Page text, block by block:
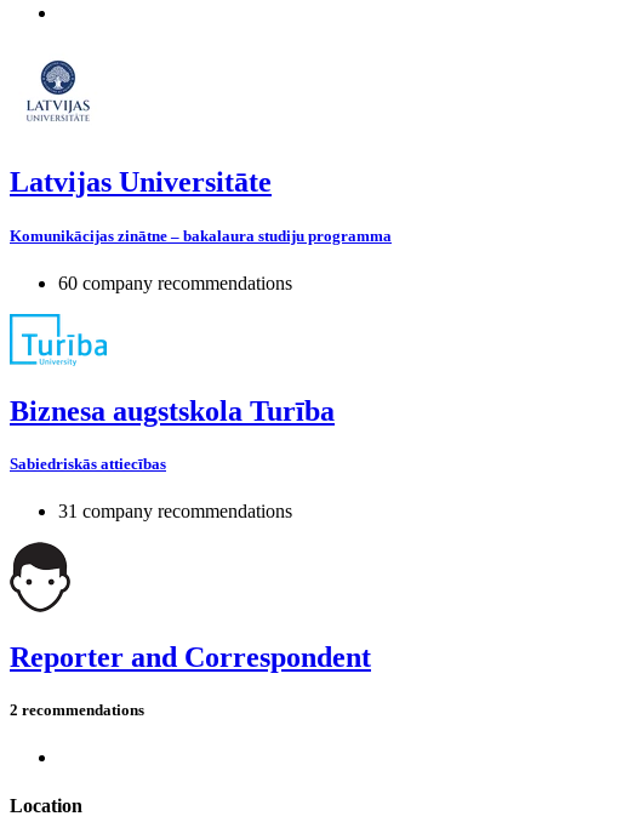
Latvijas Universitāte
Komunikācijas zinātne – bakalaura studiju programma
60 company recommendations
Biznesa augstskola Turība
Sabiedriskās attiecības
31 company recommendations
Reporter and Correspondent
2 recommendations
Location